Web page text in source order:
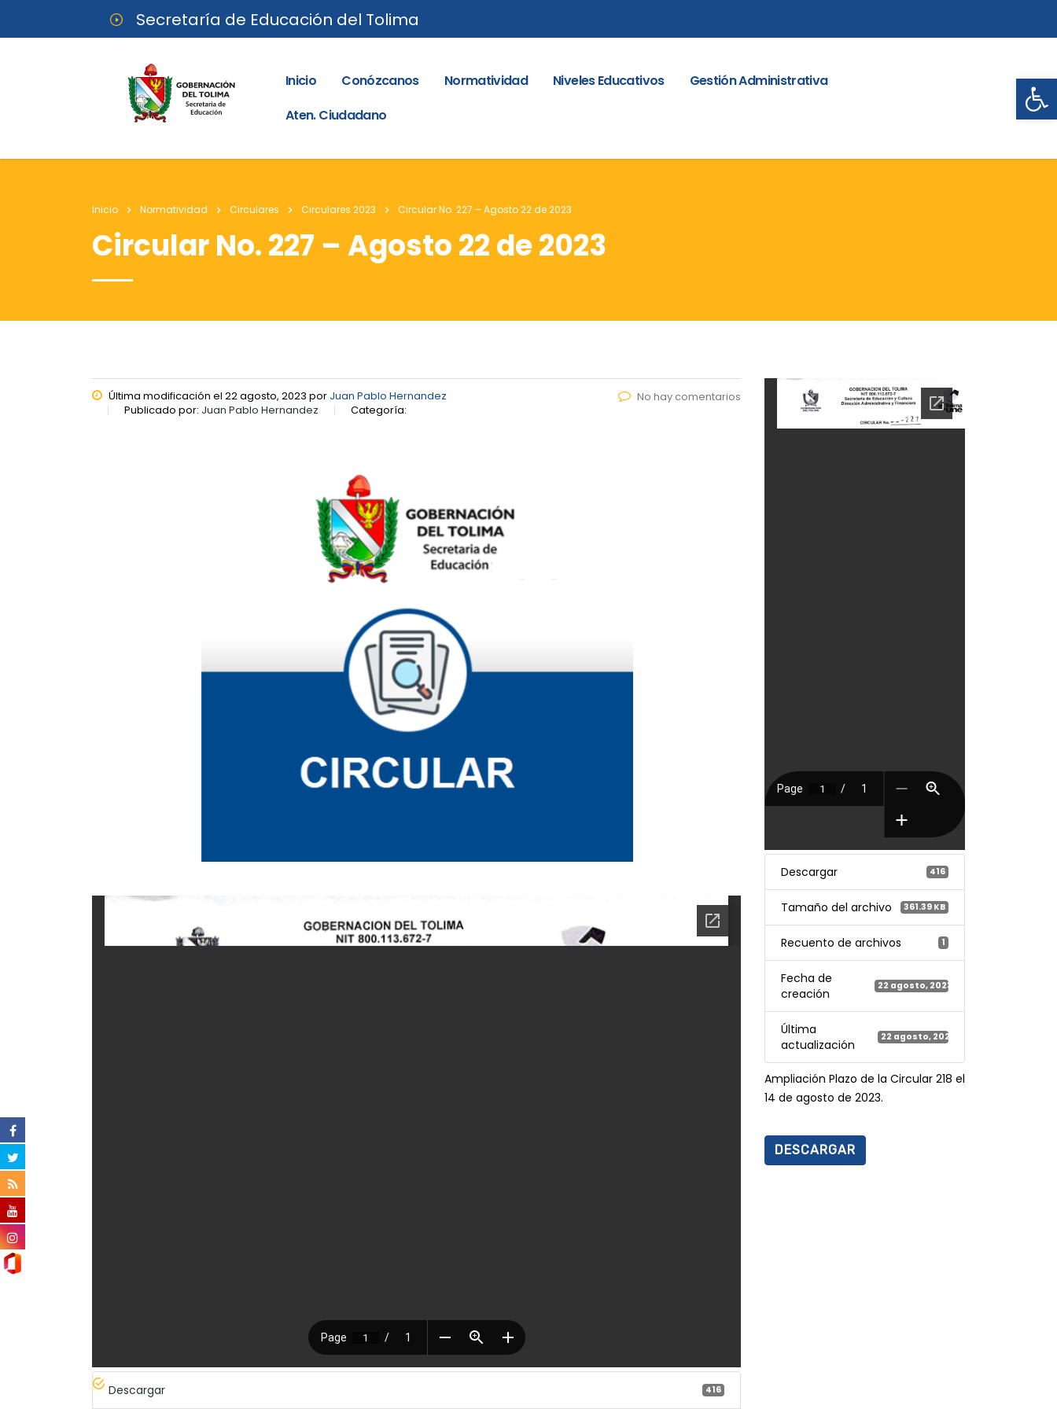
Secretaría de Educación del Tolima
Inicio Conózcanos Normatividad Niveles Educativos
Gestión Administrativa
Aten. Ciudadano
Inicio Normatividad Circulares Circulares 2023 Circular No. 227 – Agosto 22 de 2023
Circular No. 227 – Agosto 22 de 2023
Última modificación el 22 agosto, 2023 por Juan Pablo Hernandez
Publicado por: Juan Pablo Hernandez Categoría:
No hay comentarios
Descargar 416
Descargar 416
Tamaño del archivo 361.39 KB
Recuento de archivos 1
Fecha de
creación
22 agosto, 2023
Última
actualización
22 agosto, 2023
Ampliación Plazo de la Circular 218 el
14 de agosto de 2023.
DESCARGAR